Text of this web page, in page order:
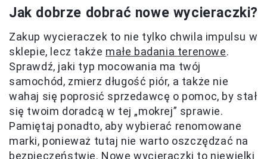
Jak dobrze dobrać nowe wycieraczki?
Zakup wycieraczek to nie tylko chwila impulsu w
sklepie, lecz także małe badania terenowe.
Sprawdź, jaki typ mocowania ma twój
samochód, zmierz długość piór, a także nie
wahaj się poprosić sprzedawcę o pomoc, by stał
się twoim doradcą w tej „mokrej” sprawie.
Pamiętaj ponadto, aby wybierać renomowane
marki, ponieważ tutaj nie warto oszczędzać na
bezpieczeństwie. Nowe wycieraczki to niewielki